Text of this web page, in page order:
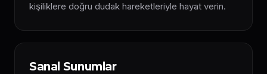
kişiliklere doğru dudak hareketleriyle hayat verin.
Sanal Sunumlar